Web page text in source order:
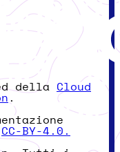
della Cloud
.
CC-BY-4.0.